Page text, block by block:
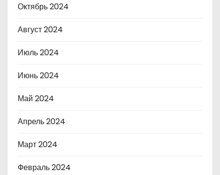
Октябрь 2024
Август 2024
Июль 2024
Июнь 2024
Май 2024
Апрель 2024
Март 2024
Февраль 2024